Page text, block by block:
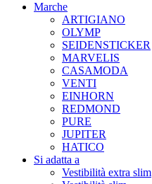
Marche
ARTIGIANO
OLYMP
SEIDENSTICKER
MARVELIS
CASAMODA
VENTI
EINHORN
REDMOND
PURE
JUPITER
HATICO
Si adatta a
Vestibilità extra slim